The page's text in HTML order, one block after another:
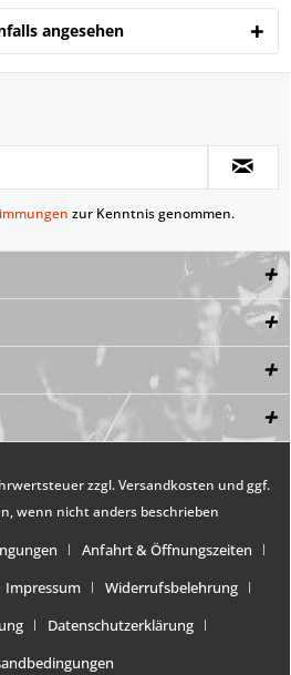
angesehen
zur Kenntnis genommen.
zzgl.Versandkosten und ggf.
wenn nicht anders beschrieben
Anfahrt & Öffnungszeiten
Impressum
Widerrufsbelehrung
Datenschutzerklärung